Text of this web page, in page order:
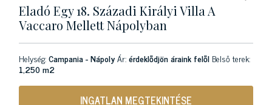
Eladó Egy 18. Századi Királyi Villa A
Vaccaro Mellett Nápolyban
Helység:Campania - NápolyÁr:érdeklődjön áraink felől Belső terek:
1,250 m2
INGATLAN MEGTEKINTÉSE